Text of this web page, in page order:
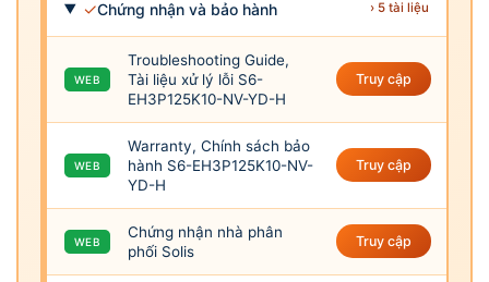
✓Chứng nhận và bảo hành › 5 tài liệu
WEB
Troubleshooting Guide,
Tài liệu xử lý lỗi S6-
EH3P125K10-NV-YD-H
Truy cập
WEB
Warranty, Chính sách bảo
hành S6-EH3P125K10-NV-
YD-H
Truy cập
WEB
Chứng nhận nhà phân
phối Solis
Truy cập